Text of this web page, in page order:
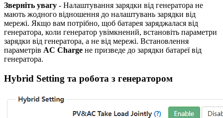
Зверніть увагу - Налаштування зарядки від генератора не
мають жодного відношення до налаштувань зарядки від
мережі. Якщо вам потрібно, щоб батарея заряджалася від
генератора, коли генератор увімкнений, встановіть параметри
зарядки від генератора, а не від мережі. Встановлення
параметрів AC Charge не призведе до зарядки батареї від
генератора.
Hybrid Setting та робота з генератором